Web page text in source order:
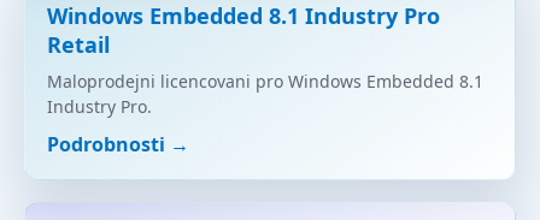
Windows Embedded 8.1 Industry Pro
Retail
Maloprodejni licencovani pro Windows Embedded 8.1
Industry Pro.
Podrobnosti →